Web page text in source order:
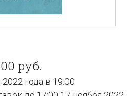
руб.
года в 19:00